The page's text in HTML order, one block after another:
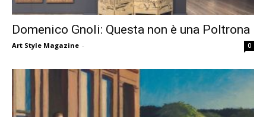
Domenico Gnoli: Questa non è una Poltrona
Art Style Magazine - 0